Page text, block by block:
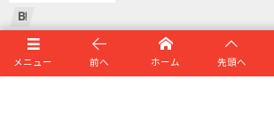
Jul 11, 2021
BL Anti-Fire Soft : 防炎処理剤
メニュー 前へ ホーム 先頭へ